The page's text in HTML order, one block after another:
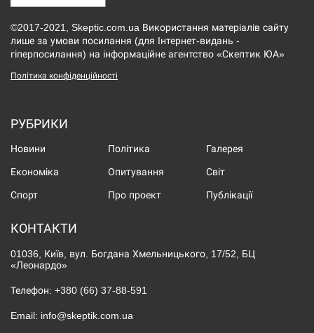
©2017-2021, Skeptic.com.ua Використання матеріалів сайту
лише за умови посилання (для Інтернет-видань -
гіперпосилання) на інформаційне агентство «Скептик ЮА»
Політика конфіденційності
РУБРИКИ
Новини Політика Галерея
Економіка Опитування Світ
Спорт Про проект Публікації
КОНТАКТИ
01036, Київ, вул. Богдана Хмельницького, 17/52, БЦ
«Леонардо»
Телефон: +380 (66) 37-88-591
Email: info@skeptik.com.ua